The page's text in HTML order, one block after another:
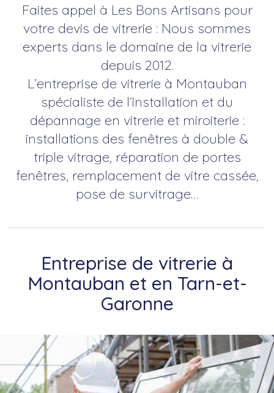
Faites appel à Les Bons Artisans pour
votre devis de vitrerie : Nous sommes
experts dans le domaine de la vitrerie
depuis 2012.
L’entreprise de vitrerie à Montauban
spécialiste de l’installation et du
dépannage en vitrerie et miroiterie :
installations des fenêtres à double &
triple vitrage, réparation de portes
fenêtres, remplacement de vitre cassée,
pose de survitrage…
Entreprise de vitrerie à
Montauban et en Tarn-et-
Garonne